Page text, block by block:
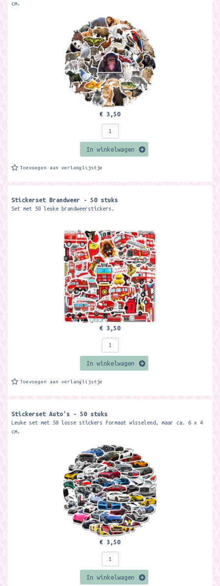
cm.
€ 3,50
In winkelwagen
Toevoegen aan verlanglijstje
Stickerset Brandweer - 50 stuks
Set met 50 leuke brandweerstickers.
€ 3,50
In winkelwagen
Toevoegen aan verlanglijstje
Stickerset Auto's - 50 stuks
Leuke set met 50 losse stickers Formaat wisselend, maar ca. 6 x 4
cm.
€ 3,50
In winkelwagen